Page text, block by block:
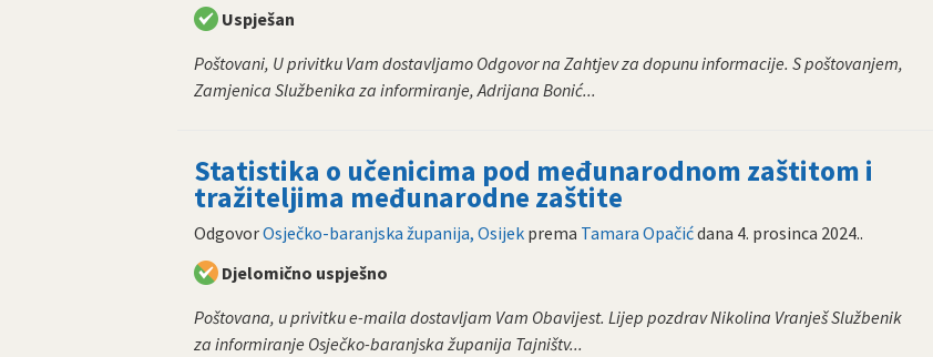
Uspješan
Poštovani, U privitku Vam dostavljamo Odgovor na Zahtjev za dopunu informacije. S poštovanjem,
Zamjenica Službenika za informiranje, Adrijana Bonić...
Statistika o učenicima pod međunarodnom zaštitom i
tražiteljima međunarodne zaštite
OdgovorOsječko-baranjska županija, Osijek prema Tamara Opačićdana 4. prosinca 2024..
Djelomično uspješno
Poštovana, u privitku e-maila dostavljam Vam Obavijest. Lijep pozdrav Nikolina Vranješ Službenik
za informiranje Osječko-baranjska županija Tajništv...